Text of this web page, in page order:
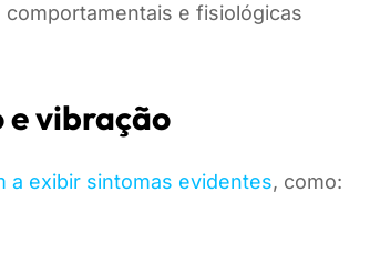
e fisiológicas
e vibração
a exibir sintomas evidentes, como: